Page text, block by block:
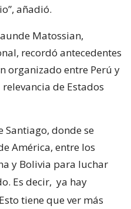
añadió.
Matossian,
recordó antecedentes
organizado entre Perú y
de Estados
Santiago, donde se
América, entre los
y Bolivia para luchar
Es decir, ya hay
tiene que ver más